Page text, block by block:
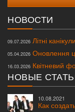
НОВОСТИ
09.07.2026 Літні канікули
05.04.2026 Оновлення
16.03.2026 Квітневий
НОВЫЕ
10.08.2021
Как